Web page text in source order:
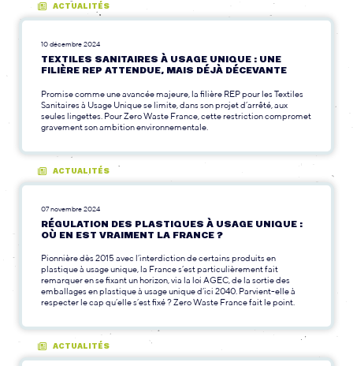
ACTUALITÉS
10 décembre 2024
TEXTILES SANITAIRES À USAGE UNIQUE : UNE
FILIÈRE REP ATTENDUE, MAIS DÉJÀ DÉCEVANTE
Promise comme une avancée majeure, la filière REP pour les Textiles
Sanitaires à Usage Unique se limite, dans son projet d’arrêté, aux
seules lingettes. Pour Zero Waste France, cette restriction compromet
gravement son ambition environnementale.
ACTUALITÉS
07 novembre 2024
RÉGULATION DES PLASTIQUES À USAGE UNIQUE :
OÙ EN EST VRAIMENT LA FRANCE ?
Pionnière dès 2015 avec l’interdiction de certains produits en
plastique à usage unique, la France s’est particulièrement fait
remarquer en se fixant un horizon, via la loi AGEC, de la sortie des
emballages en plastique à usage unique d’ici 2040. Parvient-elle à
respecter le cap qu’elle s’est fixé ? Zero Waste France fait le point.
ACTUALITÉS